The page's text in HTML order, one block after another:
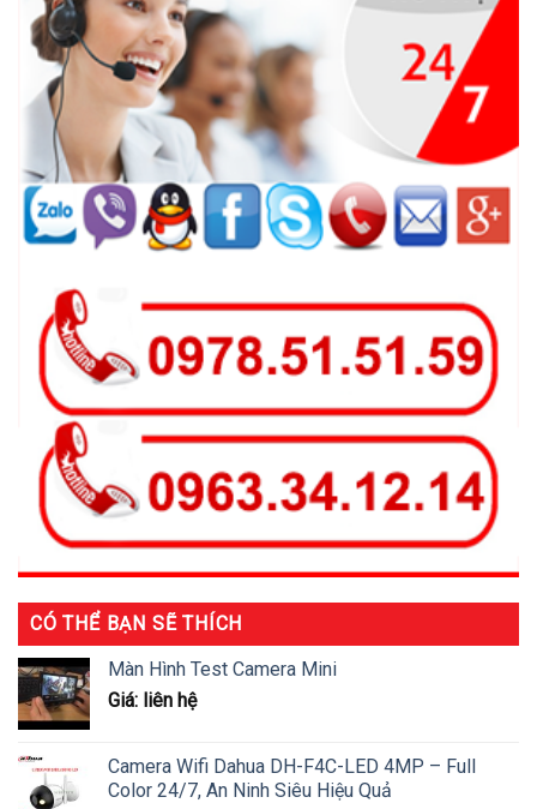
CÓ THỂ BẠN SẼ THÍCH
Màn Hình Test Camera Mini
Giá: liên hệ
Camera Wifi Dahua DH-F4C-LED 4MP – Full
Color 24/7, An Ninh Siêu Hiệu Quả